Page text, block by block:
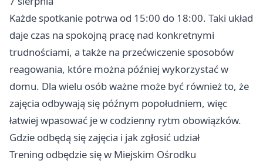
Każde spotkanie potrwa od 15:00 do 18:00. Taki układ
daje czas na spokojną pracę nad konkretnymi
trudnościami, a także na przećwiczenie sposobów
reagowania, które można później wykorzystać w
domu. Dla wielu osób ważne może być również to, że
zajęcia odbywają się późnym popołudniem, więc
łatwiej wpasować je w codzienny rytm obowiązków.
Gdzie odbędą się zajęcia i jak zgłosić udział
Trening odbędzie się w Miejskim Ośrodku